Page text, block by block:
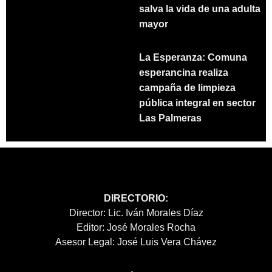
salva la vida de una adulta
mayor
La Esperanza: Comuna
esperancina realiza
campaña de limpieza
pública integral en sector
Las Palmeras
DIRECTORIO:
Director: Lic. Iván Morales Díaz
Editor: José Morales Rocha
Asesor Legal: José Luis Vera Chávez